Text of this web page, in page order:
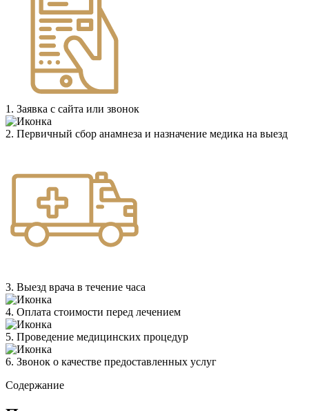
1. Заявка с сайта или звонок
2. Первичный сбор анамнеза и назначение медика на выезд
3. Выезд врача в течение часа
4. Оплата стоимости перед лечением
5. Проведение медицинских процедур
6. Звонок о качестве предоставленных услуг
Содержание